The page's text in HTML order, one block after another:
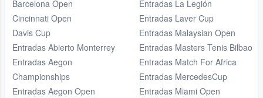
Barcelona Open
Cincinnati Open
Davis Cup
Entradas Abierto Monterrey
Entradas Aegon
Championships
Entradas Aegon Open
Entradas La Legión
Entradas Laver Cup
Entradas Malaysian Open
Entradas Masters Tenis Bilbao
Entradas Match For Africa
Entradas MercedesCup
Entradas Miami Open